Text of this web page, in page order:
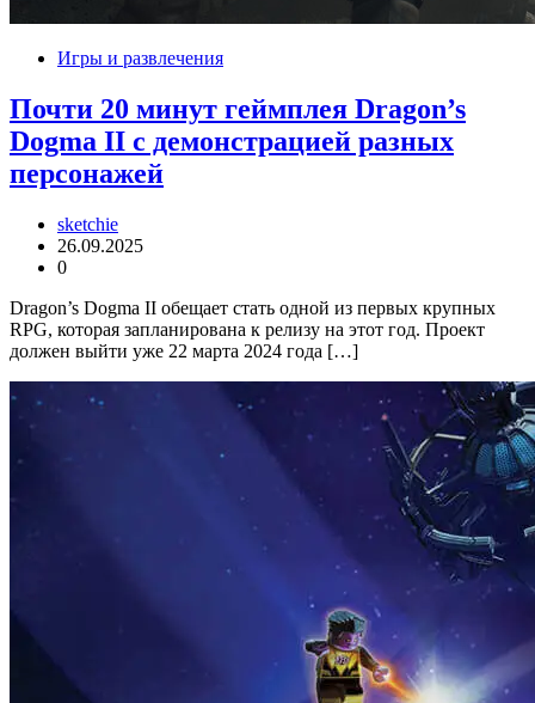
Игры и развлечения
Почти 20 минут геймплея Dragon’s
Dogma II с демонстрацией разных
персонажей
sketchie
26.09.2025
0
Dragon’s Dogma II обещает стать одной из первых крупных
RPG, которая запланирована к релизу на этот год. Проект
должен выйти уже 22 марта 2024 года […]